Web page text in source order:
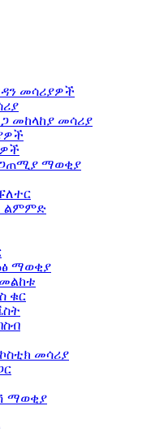
መሳሪያዎች
መከላከያ መሳሪያ
ማወቂያ
ልምምድ
ማወቂያ
ቁር
መሳሪያ
ማወቂያ